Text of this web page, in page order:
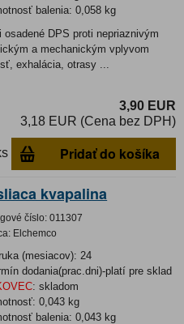
balenia:0,058 kg
osadené DPS proti nepriaznivým
a mechanickým vplyvom
exhalácia, otrasy ...
3,90 EUR
3,18 EUR (Cena bez DPH)
Pridať do košíka
kvapalina
číslo: 011307
Elchemco
(mesiacov): 24
dodania(prac.dni)-platí pre sklad
: skladom
0,043 kg
balenia:0,043 kg